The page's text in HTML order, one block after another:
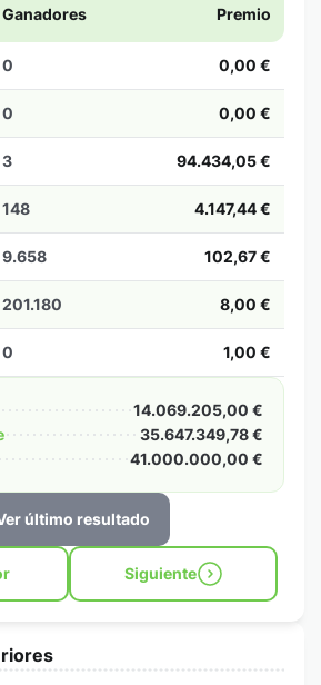
Ganadores Premio
0 0,00 €
0 0,00 €
3 94.434,05 €
148 4.147,44 €
9.658 102,67 €
201.180 8,00 €
0 1,00 €
14.069.205,00 €
35.647.349,78 €
41.000.000,00 €
último resultado
Siguiente